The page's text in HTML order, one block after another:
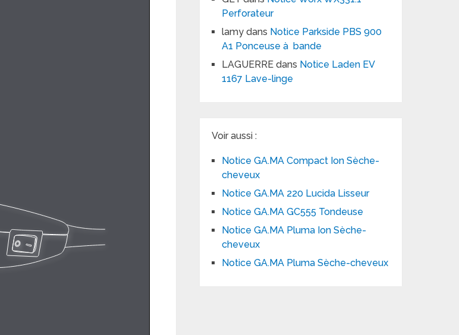
Perforateur
lamy dans Notice Parkside PBS 900
A1 Ponceuse à bande
LAGUERRE dans Notice Laden EV
1167 Lave-linge
Voir aussi :
Notice GA.MA Compact Ion Sèche-
cheveux
Notice GA.MA 220 Lucida Lisseur
Notice GA.MA GC555 Tondeuse
Notice GA.MA Pluma Ion Sèche-
cheveux
Notice GA.MA Pluma Sèche-cheveux